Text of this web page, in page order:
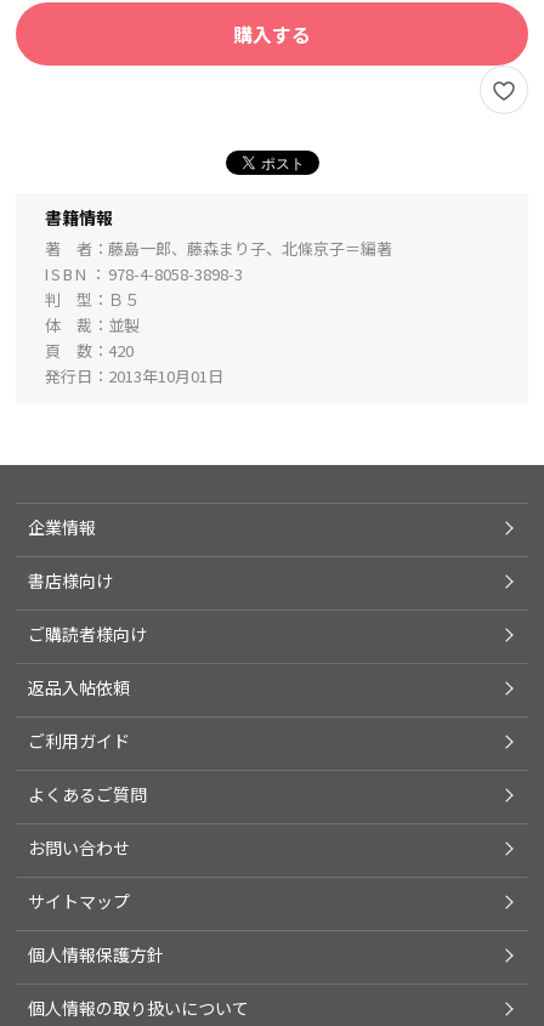
購入する
書籍情報
著 者
藤島一郎、藤森まり子、北條京子＝編著
ISBN
978-4-8058-3898-3
判 型
Ｂ５
体 裁
並製
頁 数
420
発行日
2013年10月01日
企業情報
書店様向け
ご購読者様向け
返品入帖依頼
ご利用ガイド
よくあるご質問
お問い合わせ
サイトマップ
個人情報保護方針
個人情報の取り扱いについて